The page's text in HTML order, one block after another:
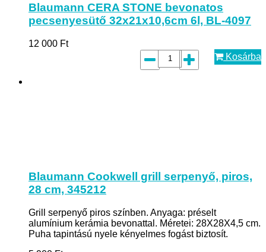
Blaumann CERA STONE bevonatos
pecsenyesütő 32x21x10,6cm 6l, BL-4097
12 000 Ft
Kosárba
Blaumann Cookwell grill serpenyő, piros,
28 cm, 345212
Grill serpenyő piros színben. Anyaga: préselt
alumínium kerámia bevonattal. Méretei: 28X28X4,5 cm.
Puha tapintású nyele kényelmes fogást biztosít.